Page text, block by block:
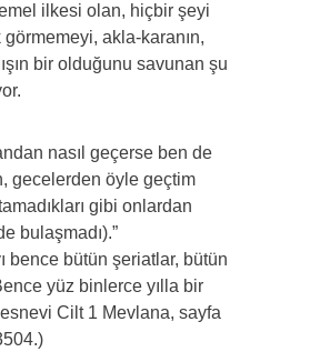
ilkesi olan, hiçbir şeyi
akla-karanın,
bir olduğunu savunan şu
nasıl geçerse ben de
gecelerden öyle geçtim
gibi onlardan
bulaşmadı).”
bence bütün şeriatlar, bütün
yüz binlerce yılla bir
Cilt 1 Mevlana, sayfa